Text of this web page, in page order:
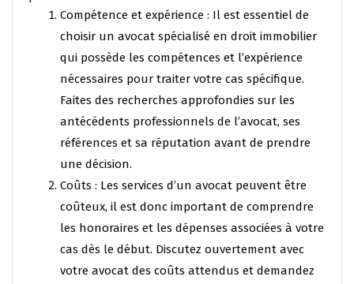
Compétence et expérience : Il est essentiel de
choisir un avocat spécialisé en droit immobilier
qui possède les compétences et l’expérience
nécessaires pour traiter votre cas spécifique.
Faites des recherches approfondies sur les
antécédents professionnels de l’avocat, ses
références et sa réputation avant de prendre
une décision.
Coûts : Les services d’un avocat peuvent être
coûteux, il est donc important de comprendre
les honoraires et les dépenses associées à votre
cas dès le début. Discutez ouvertement avec
votre avocat des coûts attendus et demandez